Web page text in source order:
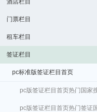
酒店栏目
门票栏目
租车栏目
签证栏目
pc标准版签证栏目首页
pc版签证栏目首页热门国家
索设置
pc版签证栏目首页热门签证